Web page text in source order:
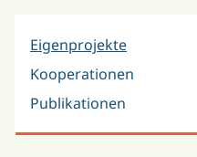
Eigenprojekte
Kooperationen
Publikationen